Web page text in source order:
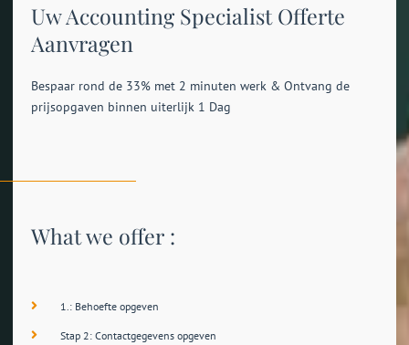
Uw Accounting Specialist Offerte
Aanvragen
Bespaar rond de 33% met 2 minuten werk & Ontvang de
prijsopgaven binnen uiterlijk 1 Dag
What we offer :
1.: Behoefte opgeven
Stap 2: Contactgegevens opgeven